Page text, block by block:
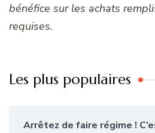
bénéfice sur les achats
requises.
Les plus populaires
Arrêtez de faire régime !